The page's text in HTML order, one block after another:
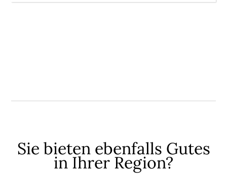
Sie bieten ebenfalls Gutes
in Ihrer Region?